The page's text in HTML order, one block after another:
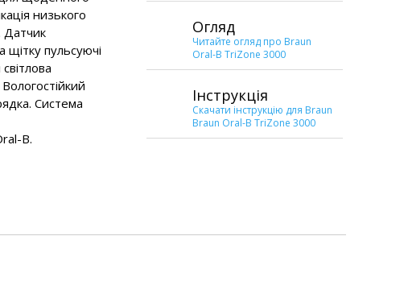
низького
Датчик
щітку пульсуючі
Система
B.
Огляд
Читайте огляд про Braun
Oral-B TriZone 3000
Інструкція
Скачати інструкцію для Braun
Braun Oral-B TriZone 3000